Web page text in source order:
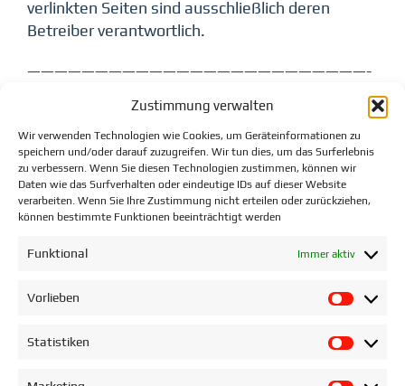
Zustimmung verwalten
Wir verwenden Technologien wie Cookies, um Geräteinformationen zu
speichern und/oder darauf zuzugreifen. Wir tun dies, um das Surferlebnis
zu verbessern. Wenn Sie diesen Technologien zustimmen, können wir
Daten wie das Surfverhalten oder eindeutige IDs auf dieser Website
verarbeiten. Wenn Sie Ihre Zustimmung nicht erteilen oder zurückziehen,
können bestimmte Funktionen beeinträchtigt werden
Funktional Immer aktiv
Vorlieben
Statistiken
verlinkten Seiten sind ausschließlich deren
Betreiber verantwortlich.
—————————————————————————-
Website Konzept und Umsetzung
www.klank-media.de– klank media
werbeagentur